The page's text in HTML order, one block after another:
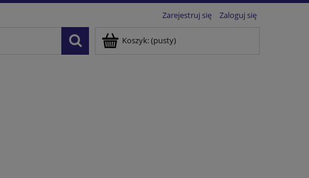
Zarejestruj się Zaloguj się
Koszyk:(pusty)